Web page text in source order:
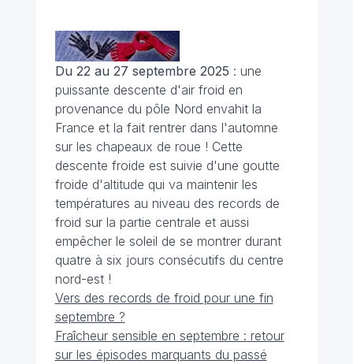
Du 22 au 27 septembre 2025 : une
puissante descente d'air froid en
provenance du pôle Nord envahit la
France et la fait rentrer dans l'automne
sur les chapeaux de roue ! Cette
descente froide est suivie d'une goutte
froide d'altitude qui va maintenir les
températures au niveau des records de
froid sur la partie centrale et aussi
empêcher le soleil de se montrer durant
quatre à six jours consécutifs du centre
nord-est !
Vers des records de froid pour une fin
septembre ?
Fraîcheur sensible en septembre : retour
sur les épisodes marquants du passé